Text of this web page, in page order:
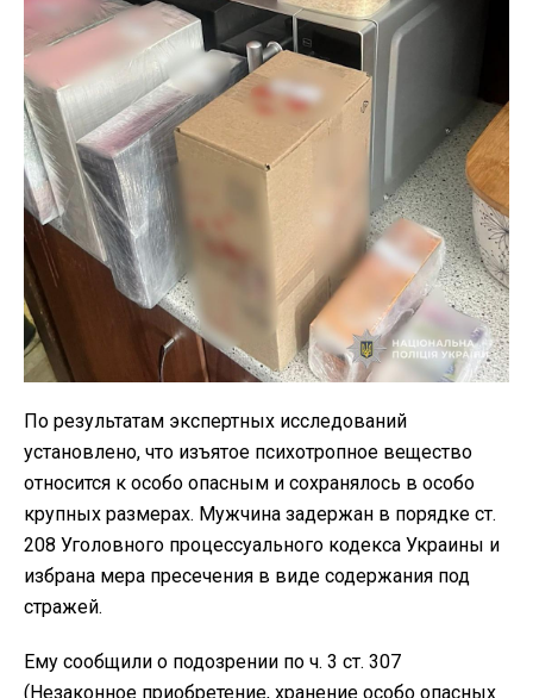
По результатам экспертных исследований
установлено, что изъятое психотропное вещество
относится к особо опасным и сохранялось в особо
крупных размерах. Мужчина задержан в порядке ст.
208 Уголовного процессуального кодекса Украины и
избрана мера пресечения в виде содержания под
стражей.
Ему сообщили о подозрении по ч. 3 ст. 307
(Незаконное приобретение, хранение особо опасных